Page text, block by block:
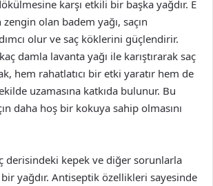
karşı etkili bir başka yağdır. E
zengin olan badem yağı, saçın
olur ve saç köklerini güçlendirir.
damla lavanta yağı ile karıştırarak saç
hem rahatlatıcı bir etki yaratır hem de
uzamasına katkıda bulunur. Bu
daha hoş bir kokuya sahip olmasını
derisindeki kepek ve diğer sorunlarla
yağdır. Antiseptik özellikleri sayesinde